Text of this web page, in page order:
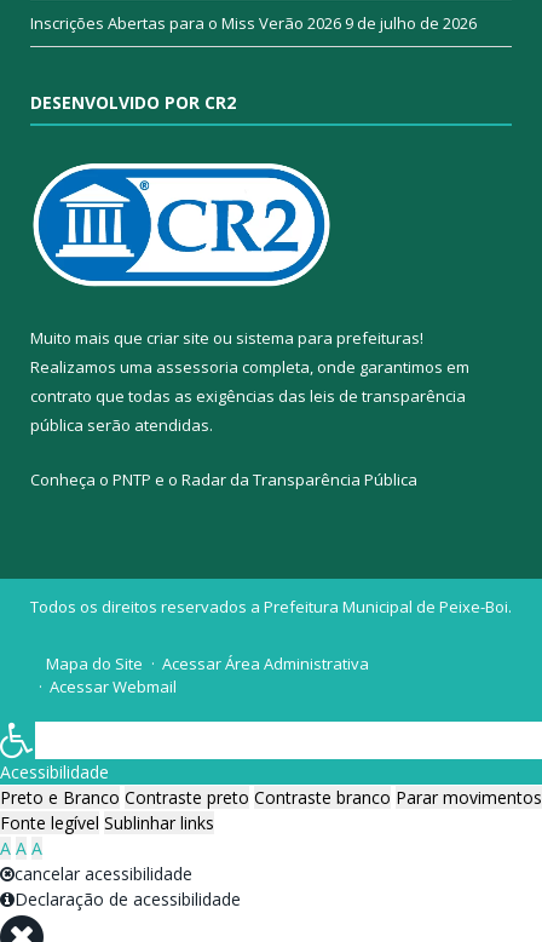
Inscrições Abertas para o Miss Verão 20269 de julho de 2026
DESENVOLVIDO POR CR2
Muito mais que criar site ou sistema para prefeituras!
Realizamos uma assessoria completa, onde garantimos em
contrato que todas as exigências das leis de transparência
pública serão atendidas.
Conheça o PNTP e o Radar da Transparência Pública
Todos os direitos reservados a Prefeitura Municipal de Peixe-Boi.
Mapa do Site
Acessar Área Administrativa
Acessar Webmail
Acessibilidade
Preto e Branco Contraste preto Contraste branco Parar movimentos
Fonte legível Sublinhar links
A A A
cancelar acessibilidade
Declaração de acessibilidade